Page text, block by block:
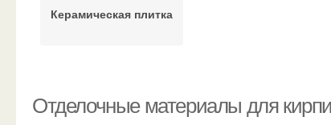
Керамическая плитка
Отделочные материалы для